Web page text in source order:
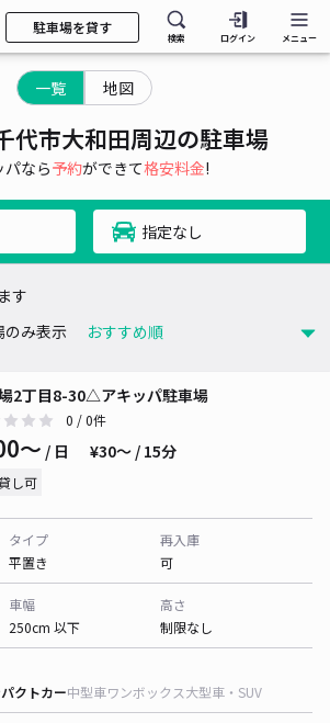
駐車場を貸す
検索 ログイン メニュー
一覧 地図
代市大和田周辺の駐車場
パなら予約ができて格安料金!
指定なし
す
のみ表示
2丁目8-30△アキッパ駐車場
0 / 0件
〜 / 日 ¥30〜 / 15分
し可
タイプ
平置き
再入庫
可
車幅
250cm 以下
高さ
制限なし
クトカー中型車ワンボックス大型車・SUV